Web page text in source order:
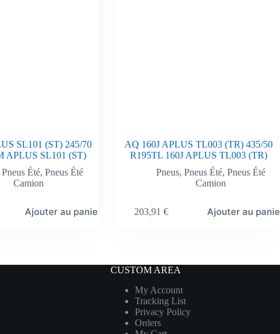
SL101 (ST) 245/70
APLUS SL101 (ST)
Pneus Été, Pneus Été
Camion
Ajouter au panier
AQ 160J APLUS TL003 (TR) 435/50
R195TL 160J APLUS TL003 (TR)
Pneus, Pneus Été, Pneus Été
Camion
203,91€ Ajouter au panier
CUSTOM AREA
My Account
Tracking List
Privacy Policy
Orders